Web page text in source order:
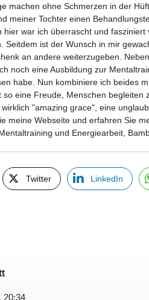
machen ohne Schmerzen in der
meiner Tochter einen
hier war ich überrascht und
Seitdem ist der Wunsch in mir
an andere weiterzugeben.
noch eine Ausbildung zur
habe. Nun kombiniere ich beides
so eine Freude, Menschen begleiten
"amazing grace", eine
meine Webseite und erfahren Sie
und Energiearbeit,
Twitter LinkedIn
20:34